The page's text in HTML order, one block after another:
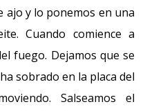
ajo y lo ponemos en una
Cuando comience a
fuego. Dejamos que se
sobrado en la placa del
Salseamos el